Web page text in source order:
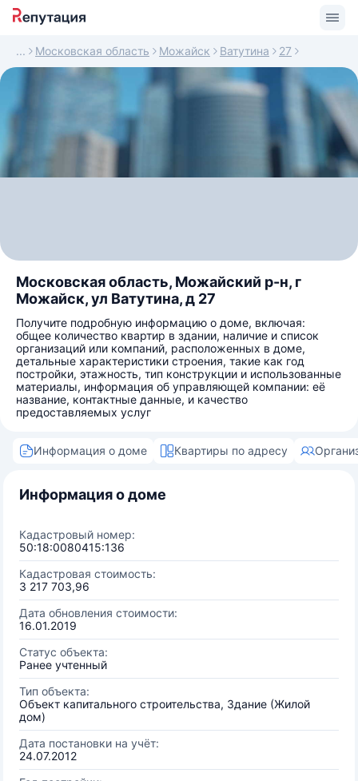
Московская область Можайск Ватутина 27
Московская область, Можайский р-н, г
Можайск, ул Ватутина, д 27
Получите подробную информацию о доме, включая:
общее количество квартир в здании, наличие и список
организаций или компаний, расположенных в доме,
детальные характеристики строения, такие как год
постройки, этажность, тип конструкции и использованные
материалы, информация об управляющей компании: её
название, контактные данные, и качество
предоставляемых услуг
Информация о доме Квартиры по адресу
Информация о доме
Кадастровый номер:
50:18:0080415:136
Кадастровая стоимость:
3 217 703,96
Дата обновления стоимости:
16.01.2019
Статус объекта:
Ранее учтенный
Тип объекта:
Объект капитального строительства, Здание (Жилой
дом)
Дата постановки на учёт:
24.07.2012